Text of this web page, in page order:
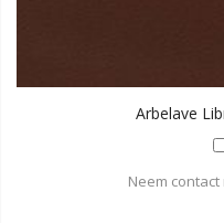
Arbelave
Neem